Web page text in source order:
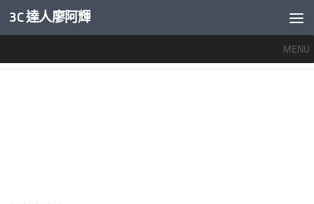
內文下方
3C 達人廖阿輝
MENU